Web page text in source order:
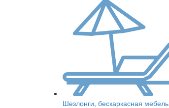
Шезлонги, бескаркасная мебель